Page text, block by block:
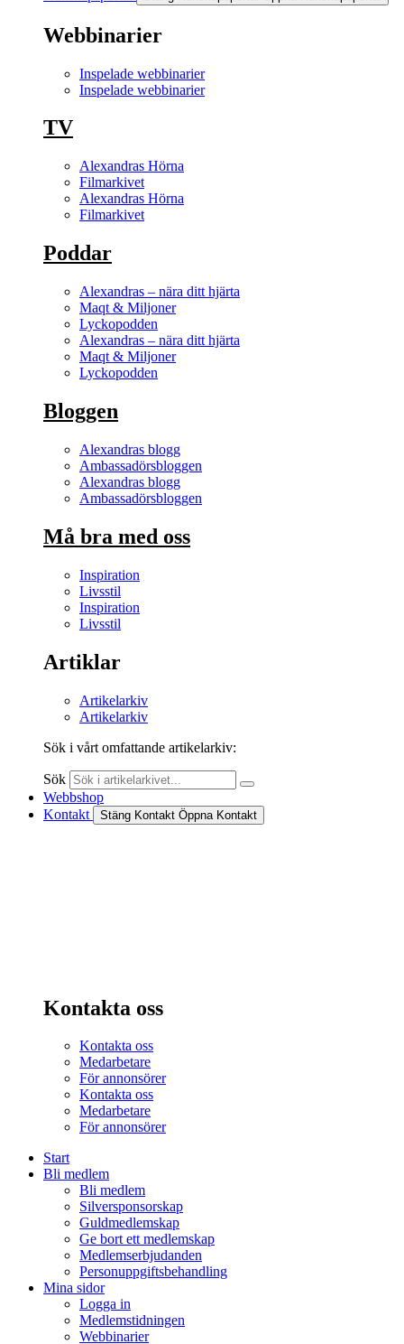
Webbinarier
Inspelade webbinarier
Inspelade webbinarier
TV
Alexandras Hörna
Filmarkivet
Alexandras Hörna
Filmarkivet
Poddar
Alexandras – nära ditt hjärta
Maqt & Miljoner
Lyckopodden
Alexandras – nära ditt hjärta
Maqt & Miljoner
Lyckopodden
Bloggen
Alexandras blogg
Ambassadörsbloggen
Alexandras blogg
Ambassadörsbloggen
Må bra med oss
Inspiration
Livsstil
Inspiration
Livsstil
Artiklar
Artikelarkiv
Artikelarkiv
Sök i vårt omfattande artikelarkiv:
Sök
Webbshop
Kontakt
Stäng Kontakt Öppna Kontakt
Kontakta oss
Kontakta oss
Medarbetare
För annonsörer
Kontakta oss
Medarbetare
För annonsörer
Start
Bli medlem
Bli medlem
Silversponsorskap
Guldmedlemskap
Ge bort ett medlemskap
Medlemserbjudanden
Personuppgiftsbehandling
Mina sidor
Logga in
Medlemstidningen
Webbinarier